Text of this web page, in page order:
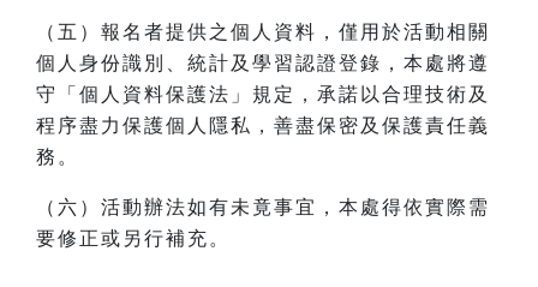
（五）報名者提供之個人資料，僅用於活動相關
個人身份識別、統計及學習認證登錄，本處將遵
守「個人資料保護法」規定，承諾以合理技術及
程序盡力保護個人隱私，善盡保密及保護責任義
務。
（六）活動辦法如有未竟事宜，本處得依實際需
要修正或另行補充。